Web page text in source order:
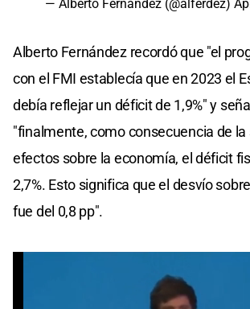
— Alberto Fernández (@alferdez)
Alberto Fernández recordó que "el
con el FMI establecía que en 2023 el
debía reflejar un déficit de 1,9%" y
"finalmente, como consecuencia de la
efectos sobre la economía, el déficit
2,7%. Esto significa que el desvío
fue del 0,8 pp".